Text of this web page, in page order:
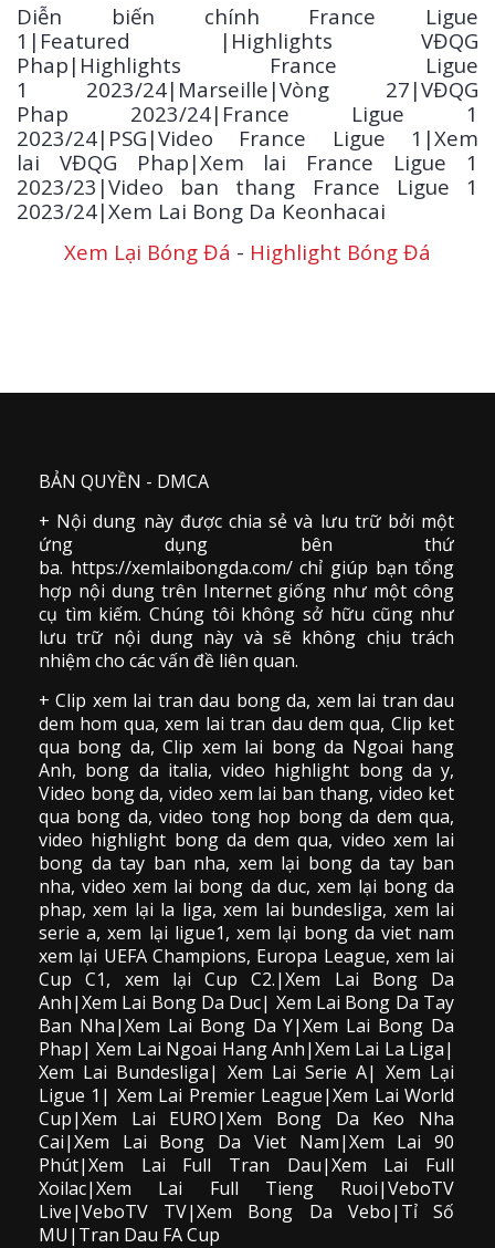
Diễn biến chính France Ligue
1|Featured |Highlights VĐQG
Phap|Highlights France Ligue
1
2023/24|Marseille|Vòng 27|VĐQG
Phap 2023/24|France Ligue 1
2023/24|PSG|Video France Ligue 1|Xem
lai VĐQG Phap|Xem lai France Ligue 1
2023/23|Video ban thang France Ligue 1
2023/24|Xem Lai Bong Da Keonhacai
Xem Lại Bóng Đá - Highlight Bóng Đá
BẢN QUYỀN - DMCA
+ Nội dung này được chia sẻ và lưu trữ bởi một
ứng dụng bên thứ
ba. https://xemlaibongda.com/ chỉ giúp bạn tổng
hợp nội dung trên Internet giống như một công
cụ tìm kiếm. Chúng tôi không sở hữu cũng như
lưu trữ nội dung này và sẽ không chịu trách
nhiệm cho các vấn đề liên quan.
+ Clip xem lai tran dau bong da, xem lai tran dau
dem hom qua, xem lai tran dau dem qua, Clip ket
qua bong da, Clip xem lai bong da Ngoai hang
Anh, bong da italia, video highlight bong da y,
Video bong da,video xem lai ban thang, video ket
qua bong da, video tong hop bong da dem qua,
video highlight bong da dem qua, video xem lai
bong da tay ban nha, xem lại bong da tay ban
nha,video xem lai bong da duc, xem lại bong da
phap, xem lại la liga, xem lai bundesliga, xem lai
serie a, xem lại ligue1, xem lại bong da viet nam
xem lại UEFA Champions, Europa League, xem lai
Cup C1, xem lại Cup C2.|Xem Lai Bong Da
Anh|Xem Lai Bong Da Duc| Xem Lai Bong Da Tay
Ban Nha|Xem Lai Bong Da Y|Xem Lai Bong Da
Phap| Xem Lai Ngoai Hang Anh|Xem Lai La Liga|
Xem Lai Bundesliga| Xem Lai Serie A| Xem Lại
Ligue 1| Xem Lai Premier League|Xem Lai World
Cup|Xem Lai EURO|Xem Bong Da Keo Nha
Cai|Xem Lai Bong Da Viet Nam|Xem Lai 90
Phút|Xem Lai Full Tran Dau|Xem Lai Full
Xoilac|Xem Lai Full Tieng Ruoi|VeboTV
Live|VeboTV TV|Xem Bong Da Vebo|Tỉ Số
MU|Tran Dau FA Cup